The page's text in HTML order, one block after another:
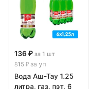
136 ₽ за 1 шт
815 ₽ за уп
Вода Аш-Тау 1.25
литра, газ, пэт, 6